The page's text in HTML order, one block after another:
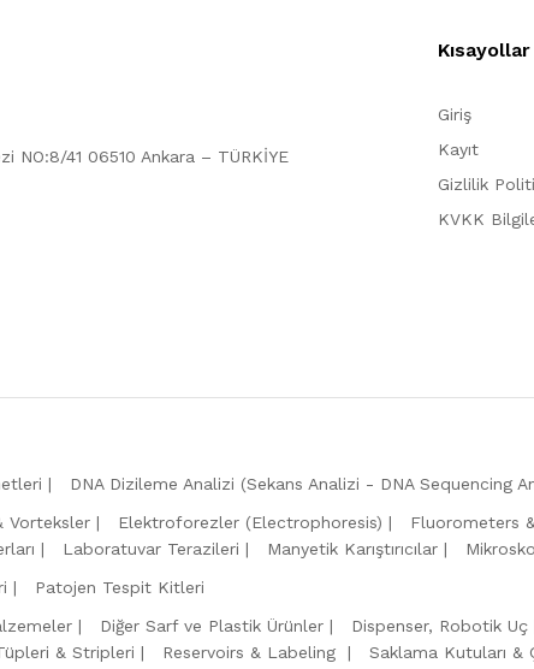
NO:8/41 06510 Ankara – TÜRKİYE
Kısayollar
Giriş
Kayıt
Gizlilik
KVKK
DNA Dizileme Analizi (Sekans Analizi - DNA Sequencing
Vorteksler Elektroforezler (Electrophoresis) Fluorometers
Laboratuvar Terazileri Manyetik Karıştırıcılar
Patojen Tespit Kitleri
Diğer Sarf ve Plastik Ürünler Dispenser, Robotik Uç
& Stripleri Reservoirs & Labeling Saklama Kutuları &